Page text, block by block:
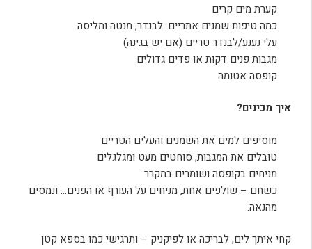
קערת מים קרים
כמה טיפות שמנים אתריים: לבנדר, מנטה ומליסה
עלי נענע/לבנדר טריים (אם יש בגינה)
מגבות פנים דקות או פדים גדולים
קופסה אטומה
איך מכינים?
מוסיפים למים את השמנים והעלים הטריים
טובלים את המגבות, סוחטים מעט ומגלגלים
מניחים בקופסה ושומרים במקרר
כשחם – שולפים אחת, מניחים על העורף או הפנים… ונמסים
מהנאה.
קחי איתך לים, לבריכה או לפיקניק – ותרגישי כמו בספא קטן